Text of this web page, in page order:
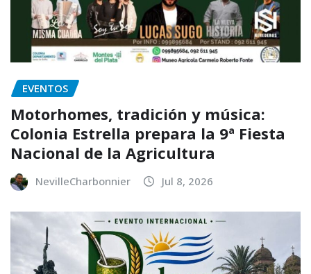
EVENTOS
Motorhomes, tradición y música:
Colonia Estrella prepara la 9ª Fiesta
Nacional de la Agricultura
NevilleCharbonnier Jul 8, 2026